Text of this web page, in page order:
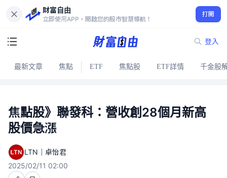
財富自由
立即使用APP，開啟您的股市智慧導航！
打開
登入
最新文章 焦點 ETF 焦點股 ETF詳情 千金股
焦點股》聯發科：營收創28個月新高
股價急漲
LTN｜卓怡君
2025/02/11 02:00